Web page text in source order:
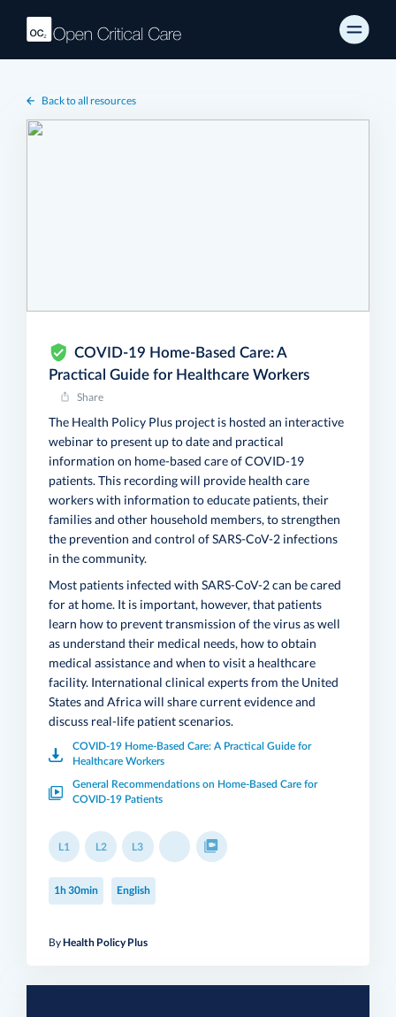
Back to all resources
COVID-19 Home-Based Care: A
Practical Guide for Healthcare Workers
Share
The Health Policy Plus project is hosted an interactive
webinar to present up to date and practical
information on home-based care of COVID-19
patients. This recording will provide health care
workers with information to educate patients, their
families and other household members, to strengthen
the prevention and control of SARS-CoV-2 infections
in the community.
Most patients infected with SARS-CoV-2 can be cared
for at home. It is important, however, that patients
learn how to prevent transmission of the virus as well
as understand their medical needs, how to obtain
medical assistance and when to visit a healthcare
facility. International clinical experts from the United
States and Africa will share current evidence and
discuss real-life patient scenarios.
COVID-19 Home-Based Care: A Practical Guide for
Healthcare Workers
General Recommendations on Home-Based Care for
COVID-19 Patients
L1 L2 L3
ByHealth Policy Plus
1h 30min English